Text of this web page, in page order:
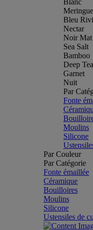
Blanc
Meringue
Bleu
Nectar
Noir Mat
Sea Salt
Bamboo
Deep
Garnet
Nuit
Par
Fonte
Moulins
Silicone
Par Couleur
Par Catégorie
Fonte émaillée
Céramique
Bouilloires
Moulins
Silicone
Ustensiles de